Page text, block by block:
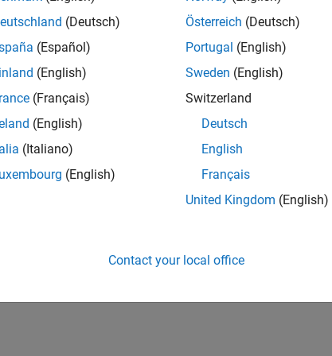
(Deutsch)
(Español)
(English)
(Français)
(English)
(Italiano)
(English)
Österreich (Deutsch)
Portugal (English)
Sweden (English)
Switzerland
Deutsch
English
Français
United Kingdom (English)
Contact your local office